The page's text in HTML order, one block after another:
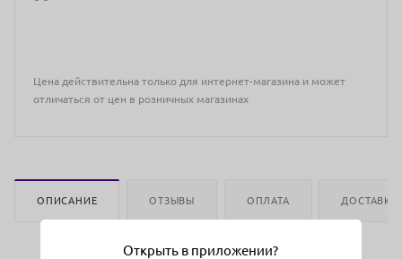
Цена действительна только для интернет-магазина и может
отличаться от цен в розничных магазинах
ОПИСАНИЕ ОТЗЫВЫ ОПЛАТА ДОСТАВКА
Открыть в приложении?